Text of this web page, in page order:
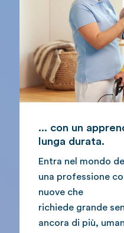
... con un
lunga durata.
Entra nel mondo
una professione
nuove che
richiede grande
ancora di più,